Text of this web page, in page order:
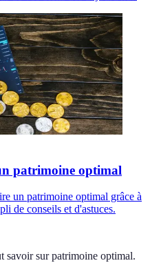
patrimoine optimal
un patrimoine optimal grâce à
de conseils et d'astuces.
savoir sur patrimoine optimal.